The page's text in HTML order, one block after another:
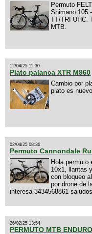
Permuto
Shimano 105
TT/TRI UHC.
MTB.
12/04/25 11:30
Plato palanca XTR M960
Cambio por
plato es
02/04/25 08:36
Permuto Cannondale
Hola permuto
10x1, llantas
con bloqueo
por drone de
interesa 3434568861 saludos
26/02/25 13:54
PERMUTO MTB